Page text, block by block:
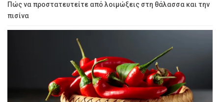
Πώς να προστατευτείτε από λοιμώξεις στη θάλασσα και την
πισίνα